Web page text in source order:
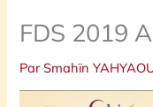
FDS 2019
ParSmahïn